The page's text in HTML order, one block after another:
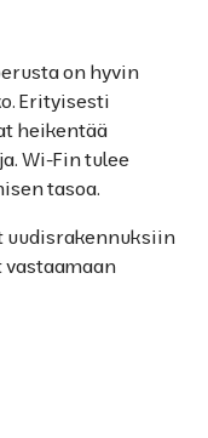
on hyvin
Erityisesti
heikentää
Wi-Fin tulee
tasoa.
uudisrakennuksiin
vastaamaan